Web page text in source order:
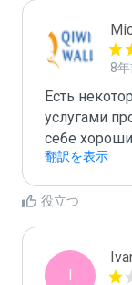
8
Есть
услугами
себе
翻訳を表示
役立つ
I